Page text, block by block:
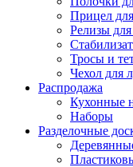
Прицел
Релизы для
Тросы и
Чехол для
Распродажа
Кухонные
Наборы
Разделочные